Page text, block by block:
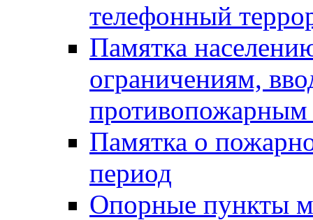
телефонный
Памятка
ограничениям,
Памятка о
период
Опорные пункты